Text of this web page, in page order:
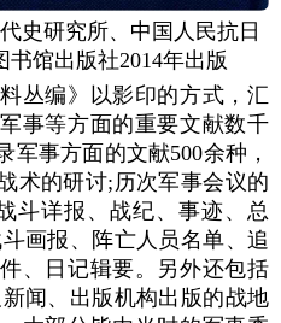
史研究所、中国人民抗日
馆出版社2014年出版
丛编》以影印的方式，汇
事等方面的重要文献数千
军事方面的文献500余种，
术的研讨;历次军事会议的
斗详报、战纪、事迹、总
画报、阵亡人员名单、追
、日记辑要。另外还包括
闻、出版机构出版的战地